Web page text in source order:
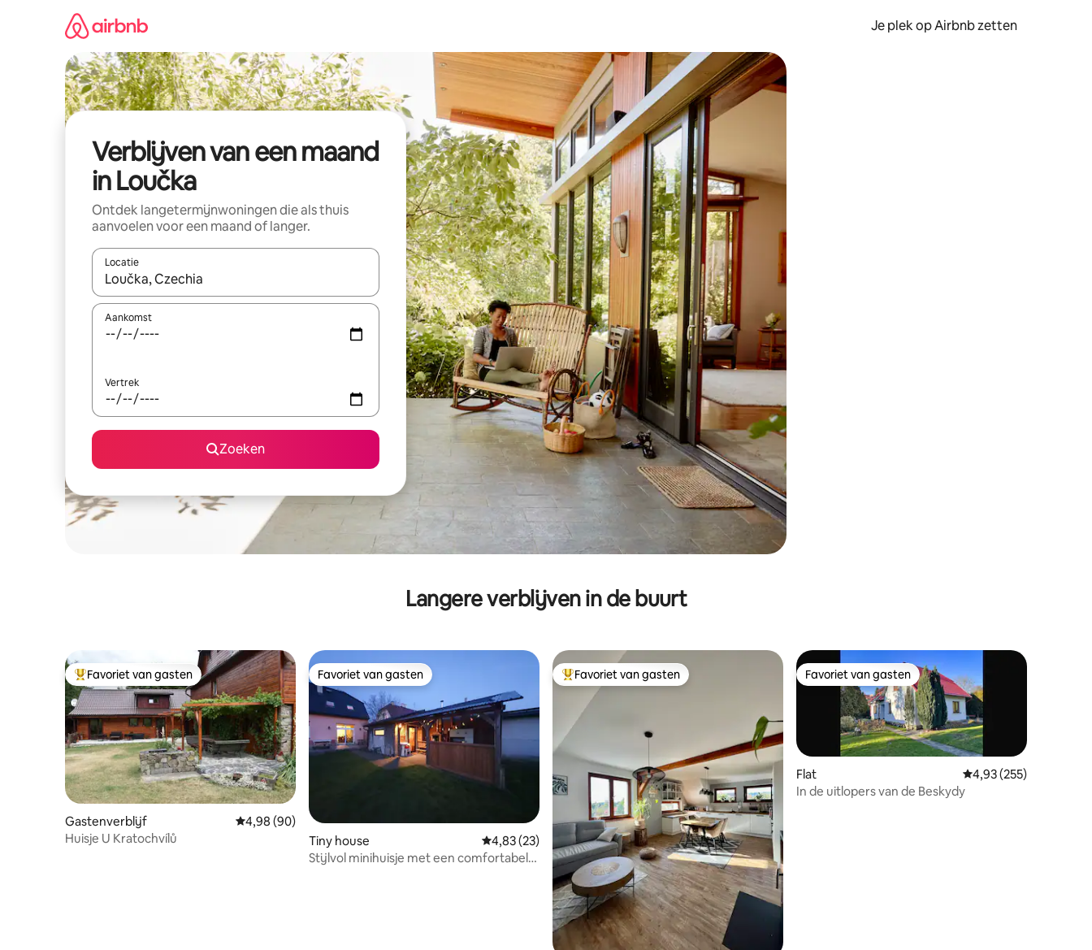
Je plek op Airbnb zetten
Verblijven van een maand
in Loučka
Ontdek langetermijnwoningen die als thuis
aanvoelen voor een maand of langer.
Locatie
Wanneer er resultaten beschikbaar zijn, maak je een keuze met je de pijltjestoetsen omhoog en omlaag, óf door te tikken of swipen.
Aankomst
Vertrek
Zoeken
Langere verblijven in de buurt
Topfavoriet van gasten
Favoriet van gasten
Gastenverblijf Gemiddelde beoordeling van 4,98 op 5, 90 recensies
4,98 (90)
Huisje U Kratochvílů
Favoriet van gasten
Favoriet van gasten
Tiny house Gemiddelde beoordeling van 4,83 op 5, 23 recensies
4,83 (23)
Stijlvol minihuisje met een comfortabel
Topfavoriet van gasten
Favoriet van gasten Favoriet van gasten
Favoriet van gasten
Flat Gemiddelde
4,93 (255)
In de uitlopers van de Beskydy